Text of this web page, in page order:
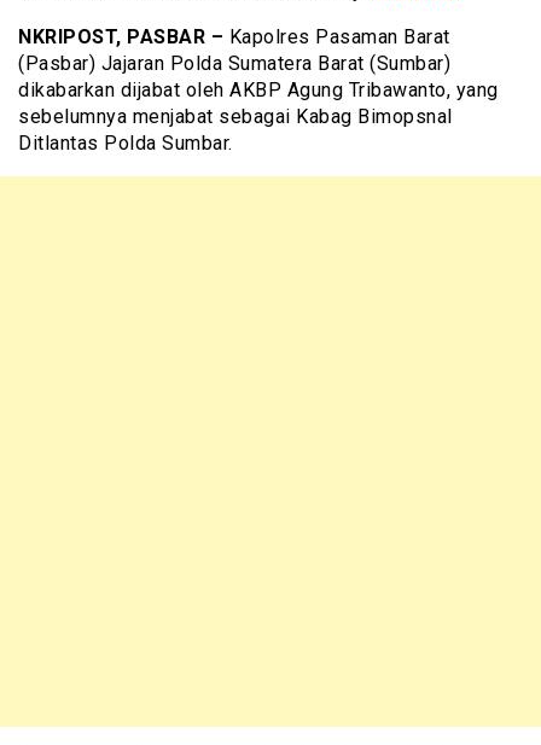
NKRIPOST, PASBAR – Kapolres Pasaman Barat
(Pasbar) Jajaran Polda Sumatera Barat (Sumbar)
dikabarkan dijabat oleh AKBP Agung Tribawanto, yang
sebelumnya menjabat sebagai Kabag Bimopsnal
Ditlantas Polda Sumbar.